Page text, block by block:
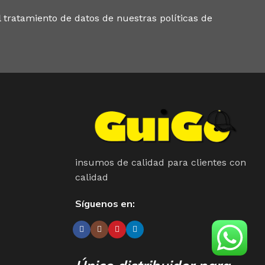
tratamiento de datos de nuestras políticas de
insumos de calidad para clientes con
calidad
Síguenos en: